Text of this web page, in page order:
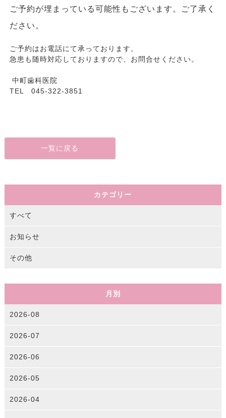
ご予約が埋まっている可能性もございます。ご了承く
ださい。
ご予約はお電話にて承っております。
急患も随時対応しておりますので、お問合せください。
中町歯科医院
TEL 045-322-3851
一覧に戻る
カテゴリー
すべて
お知らせ
その他
月別
2026-08
2026-07
2026-06
2026-05
2026-04